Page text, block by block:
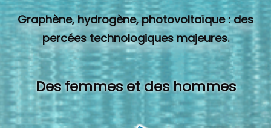
Graphène, hydrogène, photovoltaïque : des
percées technologiques majeures.
Des femmes et des hommes